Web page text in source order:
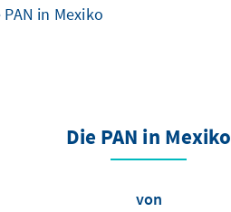
­PAN in Mexiko
Die ­PAN in Mexiko
von